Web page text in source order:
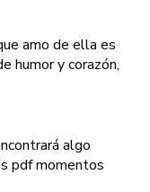
amo de ella es
humor y corazón,
algo
pdf momentos